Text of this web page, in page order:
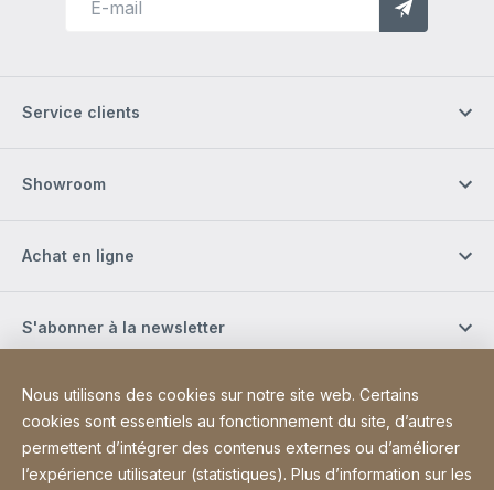
Service clients
Showroom
Achat en ligne
S'abonner à la newsletter
Réseaux sociaux
Site Web
[Website information]
Plan du site
Nous utilisons des cookies sur notre site web. Certains
cookies sont essentiels au fonctionnement du site, d’autres
permettent d’intégrer des contenus externes ou d’améliorer
l’expérience utilisateur (statistiques). Plus d’information sur les